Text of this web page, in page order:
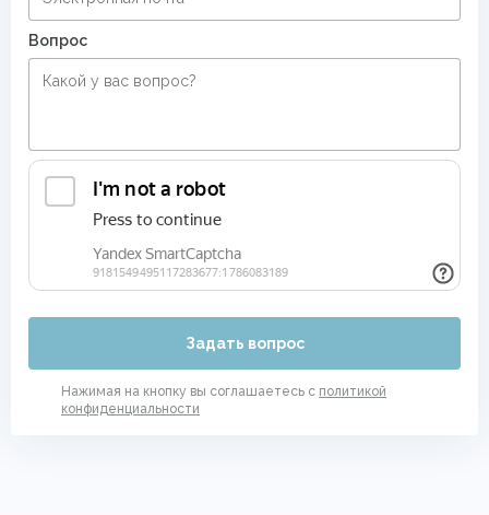
Вопрос
Задать вопрос
Нажимая на кнопку вы соглашаетесь с политикой
конфиденциальности